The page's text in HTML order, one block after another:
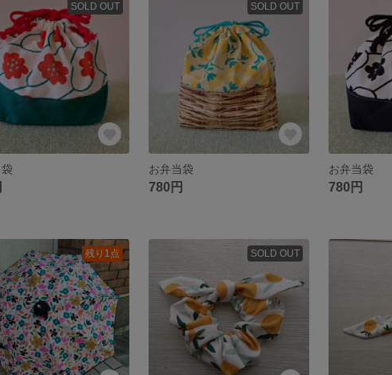
SOLD OUT SOLD OUT
お弁当袋
780円
お弁当袋
780円
残り1点 SOLD OUT